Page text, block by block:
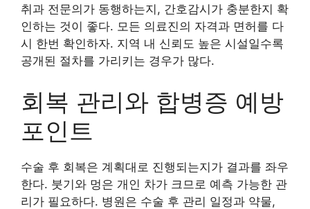
취과 전문의가 동행하는지, 간호감시가 충분한지 확
인하는 것이 좋다. 모든 의료진의 자격과 면허를 다
시 한번 확인하자. 지역 내 신뢰도 높은 시설일수록
공개된 절차를 가리키는 경우가 많다.
회복 관리와 합병증 예방
포인트
수술 후 회복은 계획대로 진행되는지가 결과를 좌우
한다. 붓기와 멍은 개인 차가 크므로 예측 가능한 관
리가 필요하다. 병원은 수술 후 관리 일정과 약물,